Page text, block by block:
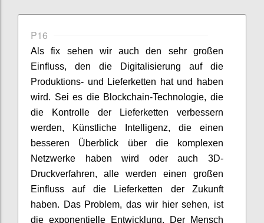
P16
Als fix sehen wir auch den sehr großen
Einfluss, den die Digitalisierung auf die
Produktions- und Lieferketten hat und haben
wird. Sei es die Blockchain-Technologie, die
die Kontrolle der Lieferketten verbessern
werden, Künstliche Intelligenz, die einen
besseren Überblick über die komplexen
Netzwerke haben wird oder auch 3D-
Druckverfahren, alle werden einen großen
Einfluss auf die Lieferketten der Zukunft
haben. Das Problem, das wir hier sehen, ist
die exponentielle Entwicklung. Der Mensch